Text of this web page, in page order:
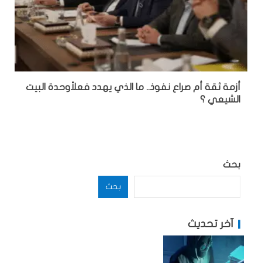
أزمة ثقة أم صراع نفوذ.. ما الذي يهدد فعلاًوحدة البيت
الشيعي ؟
بحث
بحث
آخر تحديث